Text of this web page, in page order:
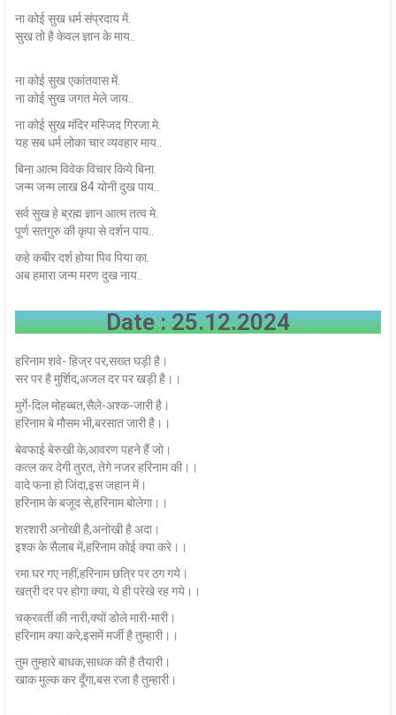
ना कोई सुख धर्म संप्रदाय में.
सुख तो है केवल ज्ञान के माय..
ना कोई सुख एकांतवास में.
ना कोई सुख जगत मेले जाय..
ना कोई सुख मंदिर मस्जिद गिरजा मे.
यह सब धर्म लोका चार व्यवहार माय..
बिना आत्म विवेक विचार किये बिना.
जन्म जन्म लाख 84 योनी दुख पाय..
सर्व सुख हे ब्रह्म ज्ञान आत्म तत्व मे.
पूर्ण सतगुरु की कृपा से दर्शन पाय..
कहे कबीर दर्श होया पिव पिया का.
अब हमारा जन्म मरण दुख नाय..
Date : 25.12.2024
हरिनाम शवे- हिज्र पर,सख्त घड़ी है।
सर पर है मुर्शिद,अजल दर पर खड़ी है।।
मुर्गे-दिल मोहब्बत,सैले-अश्क-जारी है।
हरिनाम बे मौसम भी,बरसात जारी है।।
बेवफाई बेरुखी के,आवरण पहने हैं जो।
कत्ल कर देगी तुरत, तेगे नजर हरिनाम की।।
वादे फना हो जिंदा,इस जहान में।
हरिनाम के बजूद से,हरिनाम बोलेगा।।
शरशारी अनोखी है,अनोखी है अदा।
इश्क के सैलाब में,हरिनाम कोई क्या करे।।
रमा घर गए नहीं,हरिनाम छत्रि पर ठग गये।
खत्री दर पर होगा क्या, ये ही परेखे रह गये।।
चक्रवर्ती की नारी,क्यों डोले मारी-मारी।
हरिनाम क्या करे,इसमें मर्जी है तुम्हारी।।
तुम तुम्हारे बाधक,साधक की है तैयारी।
खाक मुल्क कर दूँगा,बस रजा है तुम्हारी।